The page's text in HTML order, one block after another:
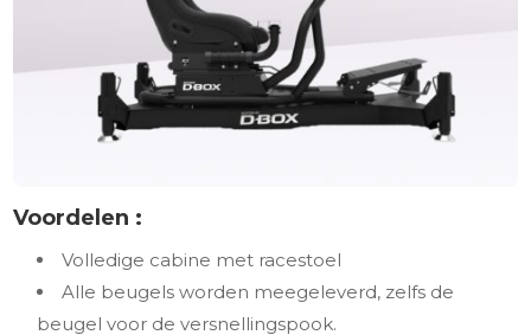
Voordelen :
Volledige cabine met racestoel
Alle beugels worden meegeleverd, zelfs de
beugel voor de versnellingspook.